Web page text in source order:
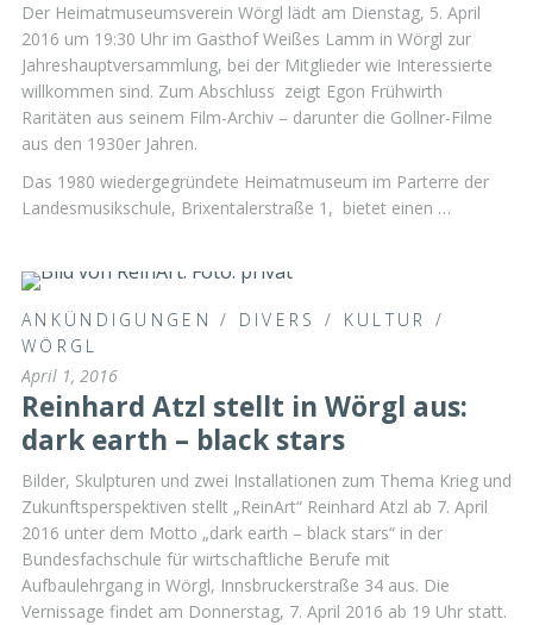
Der Heimatmuseumsverein Wörgl lädt am Dienstag, 5. April
2016 um 19:30 Uhr im Gasthof Weißes Lamm in Wörgl zur
Jahreshauptversammlung, bei der Mitglieder wie Interessierte
willkommen sind. Zum Abschluss zeigt Egon Frühwirth
Raritäten aus seinem Film-Archiv – darunter die Gollner-Filme
aus den 1930er Jahren.
Das 1980 wiedergegründete Heimatmuseum im Parterre der
Landesmusikschule, Brixentalerstraße 1, bietet einen …
ANKÜNDIGUNGEN / DIVERS / KULTUR
/
WÖRGL
April 1, 2016
Reinhard Atzl stellt in Wörgl aus:
dark earth – black stars
Bilder, Skulpturen und zwei Installationen zum Thema Krieg und
Zukunftsperspektiven stellt „ReinArt“ Reinhard Atzl ab 7. April
2016 unter dem Motto „dark earth – black stars“ in der
Bundesfachschule für wirtschaftliche Berufe mit
Aufbaulehrgang in Wörgl, Innsbruckerstraße 34 aus. Die
Vernissage findet am Donnerstag, 7. April 2016 ab 19 Uhr statt.